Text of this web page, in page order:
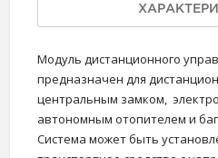
Модуль дистанционного
предназначен для
центральным замком,
автономным отопителем и
Система может быть